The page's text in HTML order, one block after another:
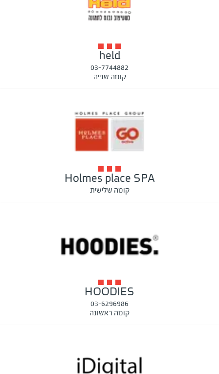
held
03-7744882
קומה שנייה
Holmes place SPA
קומה שלישית
HOODIES
03-6296986
קומה ראשונה